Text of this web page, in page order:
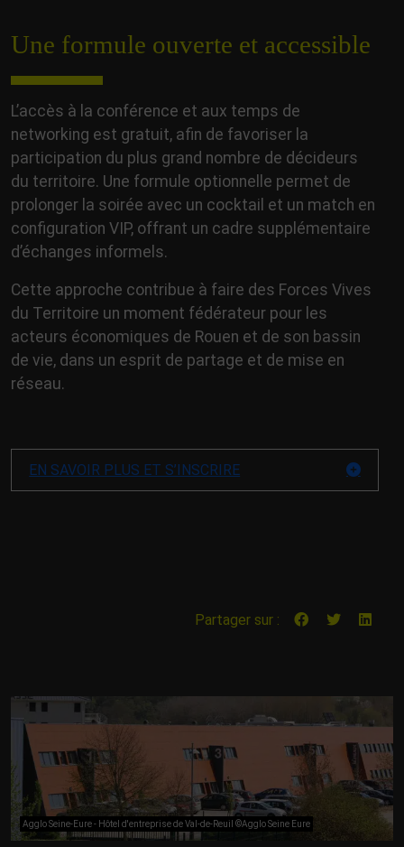
Une formule ouverte et accessible
L’accès à la conférence et aux temps de
networking est gratuit, afin de favoriser la
participation du plus grand nombre de décideurs
du territoire. Une formule optionnelle permet de
prolonger la soirée avec un cocktail et un match en
configuration VIP, offrant un cadre supplémentaire
d’échanges informels.
Cette approche contribue à faire des Forces Vives
du Territoire un moment fédérateur pour les
acteurs économiques de Rouen et de son bassin
de vie, dans un esprit de partage et de mise en
réseau.
EN SAVOIR PLUS ET S’INSCRIRE
Partager sur :
Agglo Seine-Eure - Hôtel d'entreprise de Val-de-Reuil ©Agglo Seine Eure